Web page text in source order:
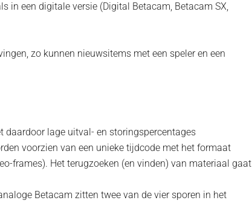
in een digitale versie (Digital Betacam, Betacam SX,
zo kunnen nieuwsitems met een speler en een
daardoor lage uitval- en storingspercentages
voorzien van een unieke tijdcode met het formaat
frames). Het terugzoeken (en vinden) van materiaal gaat
Betacam zitten twee van de vier sporen in het